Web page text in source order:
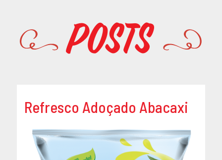
Posts
Refresco Adoçado Abacaxi